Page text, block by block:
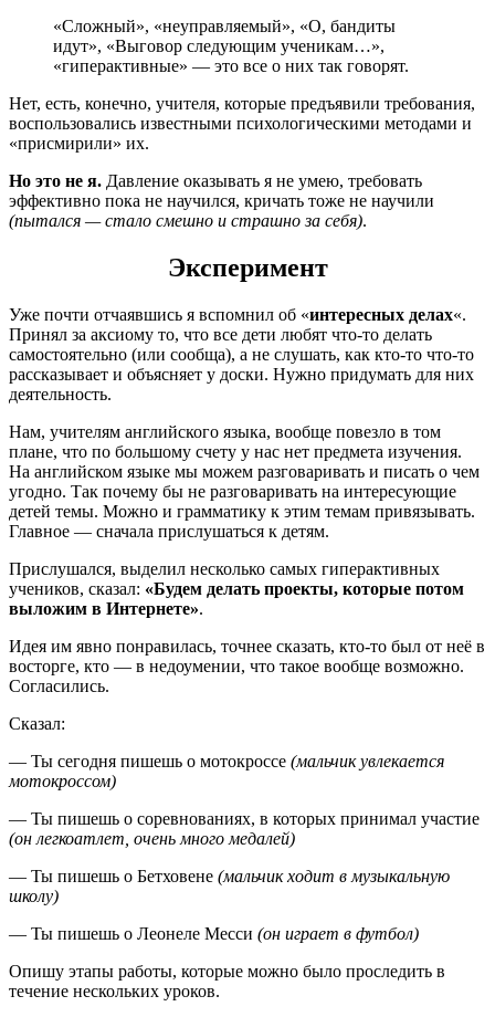
«Сложный», «неуправляемый», «О, бандиты
идут», «Выговор следующим ученикам…»,
«гиперактивные» — это все о них так говорят.
Нет, есть, конечно, учителя, которые предъявили требования,
воспользовались известными психологическими методами и
«присмирили» их.
Но это не я. Давление оказывать я не умею, требовать
эффективно пока не научился, кричать тоже не научили
(пытался — стало смешно и страшно за себя).
Эксперимент
Уже почти отчаявшись я вспомнил об «интересных делах«.
Принял за аксиому то, что все дети любят что-то делать
самостоятельно (или сообща), а не слушать, как кто-то что-то
рассказывает и объясняет у доски. Нужно придумать для них
деятельность.
Нам, учителям английского языка, вообще повезло в том
плане, что по большому счету у нас нет предмета изучения.
На английском языке мы можем разговаривать и писать о чем
угодно. Так почему бы не разговаривать на интересующие
детей темы. Можно и грамматику к этим темам привязывать.
Главное — сначала прислушаться к детям.
Прислушался, выделил несколько самых гиперактивных
учеников, сказал: «Будем делать проекты, которые потом
выложим в Интернете».
Идея им явно понравилась, точнее сказать, кто-то был от неё в
восторге, кто — в недоумении, что такое вообще возможно.
Согласились.
Сказал:
— Ты сегодня пишешь о мотокроссе (мальчик увлекается
мотокроссом)
— Ты пишешь о соревнованиях, в которых принимал участие
(он легкоатлет, очень много медалей)
— Ты пишешь о Бетховене (мальчик ходит в музыкальную
школу)
— Ты пишешь о Леонеле Месси (он играет в футбол)
Опишу этапы работы, которые можно было проследить в
течение нескольких уроков.